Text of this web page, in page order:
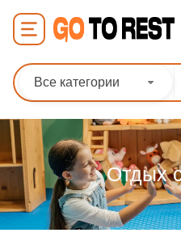
Все категории
Отдых